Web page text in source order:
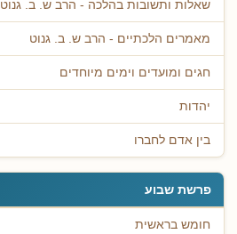
שאלות ותשובות בהלכה - הרב ש. ב. גנוט
מאמרים הלכתיים - הרב ש. ב. גנוט
חגים ומועדים וימים מיוחדים
יהדות
בין אדם לחברו
פרשת שבוע
חומש בראשית